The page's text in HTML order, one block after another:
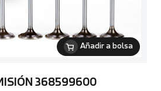
Añadir a bolsa
368599600